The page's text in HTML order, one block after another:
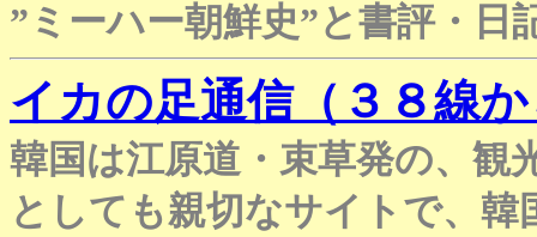
”ミーハー朝鮮史”と書評・日
イカの足通信（３８線
韓国は江原道・束草発の、観
としても親切なサイトで、